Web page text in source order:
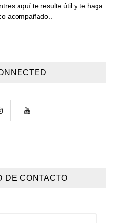
aquí te resulte útil y te haga
acompañado..
DE CONTACTO